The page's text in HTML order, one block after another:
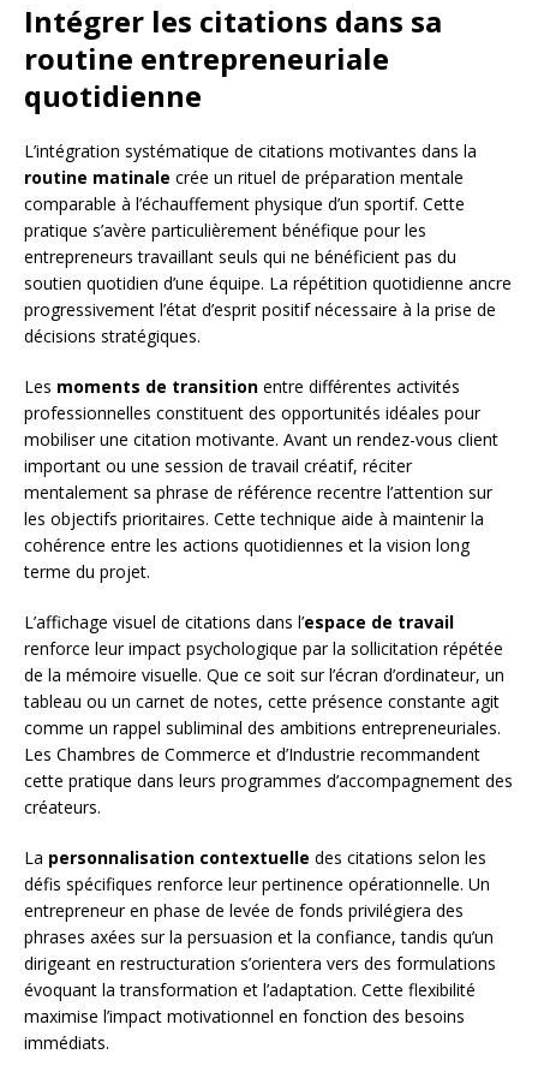
Intégrer les citations dans sa
routine entrepreneuriale
quotidienne
L’intégration systématique de citations motivantes dans la
routine matinale crée un rituel de préparation mentale
comparable à l’échauffement physique d’un sportif. Cette
pratique s’avère particulièrement bénéfique pour les
entrepreneurs travaillant seuls qui ne bénéficient pas du
soutien quotidien d’une équipe. La répétition quotidienne ancre
progressivement l’état d’esprit positif nécessaire à la prise de
décisions stratégiques.
Les moments de transition entre différentes activités
professionnelles constituent des opportunités idéales pour
mobiliser une citation motivante. Avant un rendez-vous client
important ou une session de travail créatif, réciter
mentalement sa phrase de référence recentre l’attention sur
les objectifs prioritaires. Cette technique aide à maintenir la
cohérence entre les actions quotidiennes et la vision long
terme du projet.
L’affichage visuel de citations dans l’espace de travail
renforce leur impact psychologique par la sollicitation répétée
de la mémoire visuelle. Que ce soit sur l’écran d’ordinateur, un
tableau ou un carnet de notes, cette présence constante agit
comme un rappel subliminal des ambitions entrepreneuriales.
Les Chambres de Commerce et d’Industrie recommandent
cette pratique dans leurs programmes d’accompagnement des
créateurs.
La personnalisation contextuelle des citations selon les
défis spécifiques renforce leur pertinence opérationnelle. Un
entrepreneur en phase de levée de fonds privilégiera des
phrases axées sur la persuasion et la confiance, tandis qu’un
dirigeant en restructuration s’orientera vers des formulations
évoquant la transformation et l’adaptation. Cette flexibilité
maximise l’impact motivationnel en fonction des besoins
immédiats.